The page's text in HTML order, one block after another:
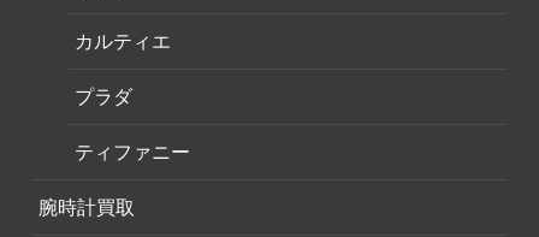
カルティエ
プラダ
ティファニー
腕時計買取